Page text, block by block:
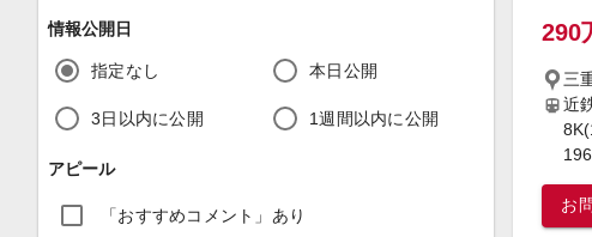
情報公開日
指定なし 本日公開
3日以内に公開 1週間以内に公開
アピール
「おすすめコメント」あり
290
三
近
お